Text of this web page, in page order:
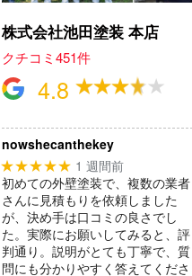
株式会社池田塗装 本店
クチコミ451件
4.8
nowshecanthekey
★★★★★ 1 週間前
初めての外壁塗装で、複数の業者
さんに見積もりを依頼しました
が、決め手は口コミの良さでし
た。実際にお願いしてみると、評
判通り。説明がとても丁寧で、質
問にも分かりやすく答えてくださ